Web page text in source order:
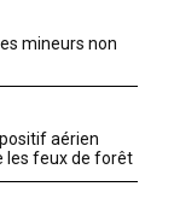
mineurs non
aérien
les feux de forêt